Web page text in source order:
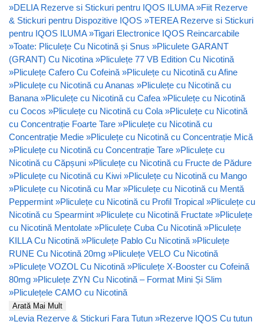
»DELIA Rezerve si Stickuri pentru IQOS ILUMA »Fiit Rezerve
& Stickuri pentru Dispozitive IQOS »TEREA Rezerve si Stickuri
pentru IQOS ILUMA »Tigari Electronice IQOS Reincarcabile
»Toate: Pliculețe Cu Nicotină și Snus »Pliculete GARANT
(GRANT) Cu Nicotina »Pliculețe 77 VB Edition Cu Nicotină
»Pliculețe Cafero Cu Cofeină »Pliculețe cu Nicotină cu Afine
»Pliculețe cu Nicotină cu Ananas »Pliculețe cu Nicotină cu
Banana »Pliculețe cu Nicotină cu Cafea »Pliculețe cu Nicotină
cu Cocos »Pliculețe cu Nicotină cu Cola »Pliculețe cu Nicotină
cu Concentrație Foarte Tare »Pliculețe cu Nicotină cu
Concentrație Medie »Pliculețe cu Nicotină cu Concentrație Mică
»Pliculețe cu Nicotină cu Concentrație Tare »Pliculețe cu
Nicotină cu Căpșuni »Pliculețe cu Nicotină cu Fructe de Pădure
»Pliculețe cu Nicotină cu Kiwi »Pliculețe cu Nicotină cu Mango
»Pliculețe cu Nicotină cu Mar »Pliculețe cu Nicotină cu Mentă
Peppermint »Pliculețe cu Nicotină cu Profil Tropical »Pliculețe cu
Nicotină cu Spearmint »Pliculețe cu Nicotină Fructate »Pliculețe
cu Nicotină Mentolate »Pliculețe Cuba Cu Nicotină »Pliculețe
KILLA Cu Nicotină »Pliculețe Pablo Cu Nicotină »Pliculețe
RUNE Cu Nicotină 20mg »Pliculețe VELO Cu Nicotină
»Pliculețe VOZOL Cu Nicotină »Pliculețe X-Booster cu Cofeină
80mg »Pliculețe ZYN Cu Nicotină – Format Mini Și Slim
»Pliculețele CAMO cu Nicotină
Arată Mai Mult
»Levia Rezerve & Stickuri Fara Tutun »Rezerve IQOS Cu tutun